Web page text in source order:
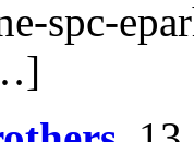
spc-